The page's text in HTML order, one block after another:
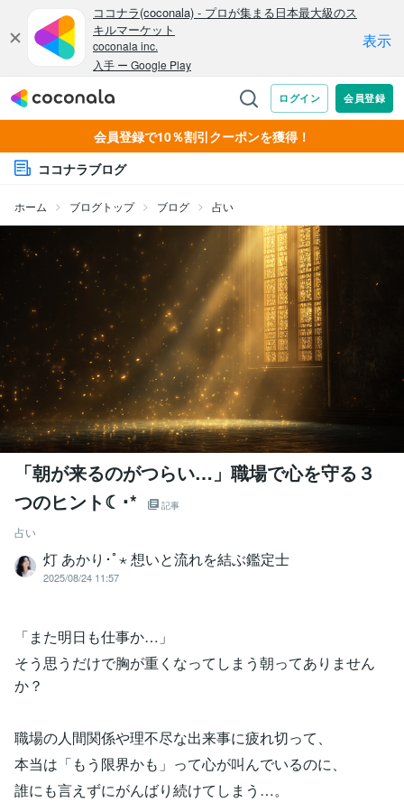
会員登録で10％割引クーポンを獲得！
ココナラブログ
ホーム ブログトップ ブログ 占い
「朝が来るのがつらい…」職場で心を守る３
つのヒント☾･*
記事
占い
灯 あかり･ﾟ⋆ 想いと流れを結ぶ鑑定士
2025/08/24 11:57
「また明日も仕事か…」
そう思うだけで胸が重くなってしまう朝ってありません
か？
職場の人間関係や理不尽な出来事に疲れ切って、
本当は「もう限界かも」って心が叫んでいるのに、
誰にも言えずにがんばり続けてしまう…。